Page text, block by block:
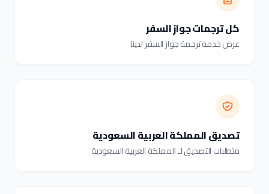
كل ترجمات جواز السفر
عرض خدمة ترجمة جواز السفر لدينا
تصديق المملكة العربية السعودية
متطلبات التصديق لـ المملكة العربية السعودية